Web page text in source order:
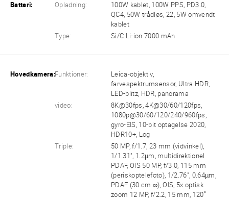
Batteri: Opladning:
100W kablet, 100W PPS, PD3.0,
QC4, 50W trådløs, 22, 5W omvendt
kablet
Type:
Si/C Li-ion 7000 mAh
Hovedkamera:Funktioner:
Leica-objektiv,
farvespektrumsensor, Ultra HDR,
LED-blitz, HDR, panorama
video:
8K@30fps, 4K@30/60/120fps,
1080p@30/60/120/240/960fps,
gyro-EIS, 10-bit optagelse 2020,
HDR10+, Log
Triple:
50 MP, f/1.7, 23 mm (vidvinkel),
1/1.31", 1.2µm, multidirektionel
PDAF, OIS 50 MP, f/3.0, 115 mm
(periskoptelefoto), 1/2.76", 0.64µm,
PDAF (30 cm ∞), OIS, 5x optisk
zoom 12 MP, f/2.2, 15 mm, 120˚